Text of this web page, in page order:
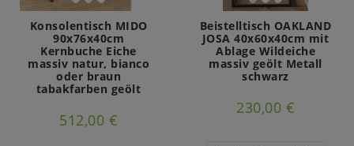
Konsolentisch MIDO
90x76x40cm
Kernbuche Eiche
massiv natur, bianco
oder braun
tabakfarben geölt
512,00 €
Beistelltisch OAKLAND
JOSA 40x60x40cm mit
Ablage Wildeiche
massiv geölt Metall
schwarz
230,00 €